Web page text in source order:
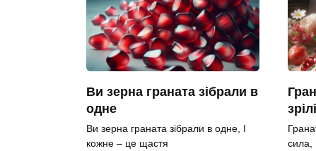
Ви зерна граната зібрали в
одне
Ви зерна граната зібрали в одне, І
кожне – це щастя
сила,